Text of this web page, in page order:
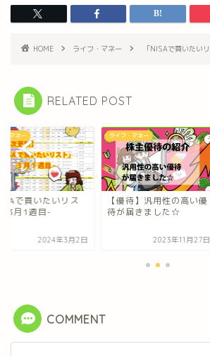
HOME ライフ・マネー 「NISAで買いたい
RELATED POST
・マネー
】汎用性の高い優
届きました☆
2023年11月27日
ライフ・マネー
【優待】QUOカードの株
主優待が届きました②☆
2023年4月7日
COMMENT